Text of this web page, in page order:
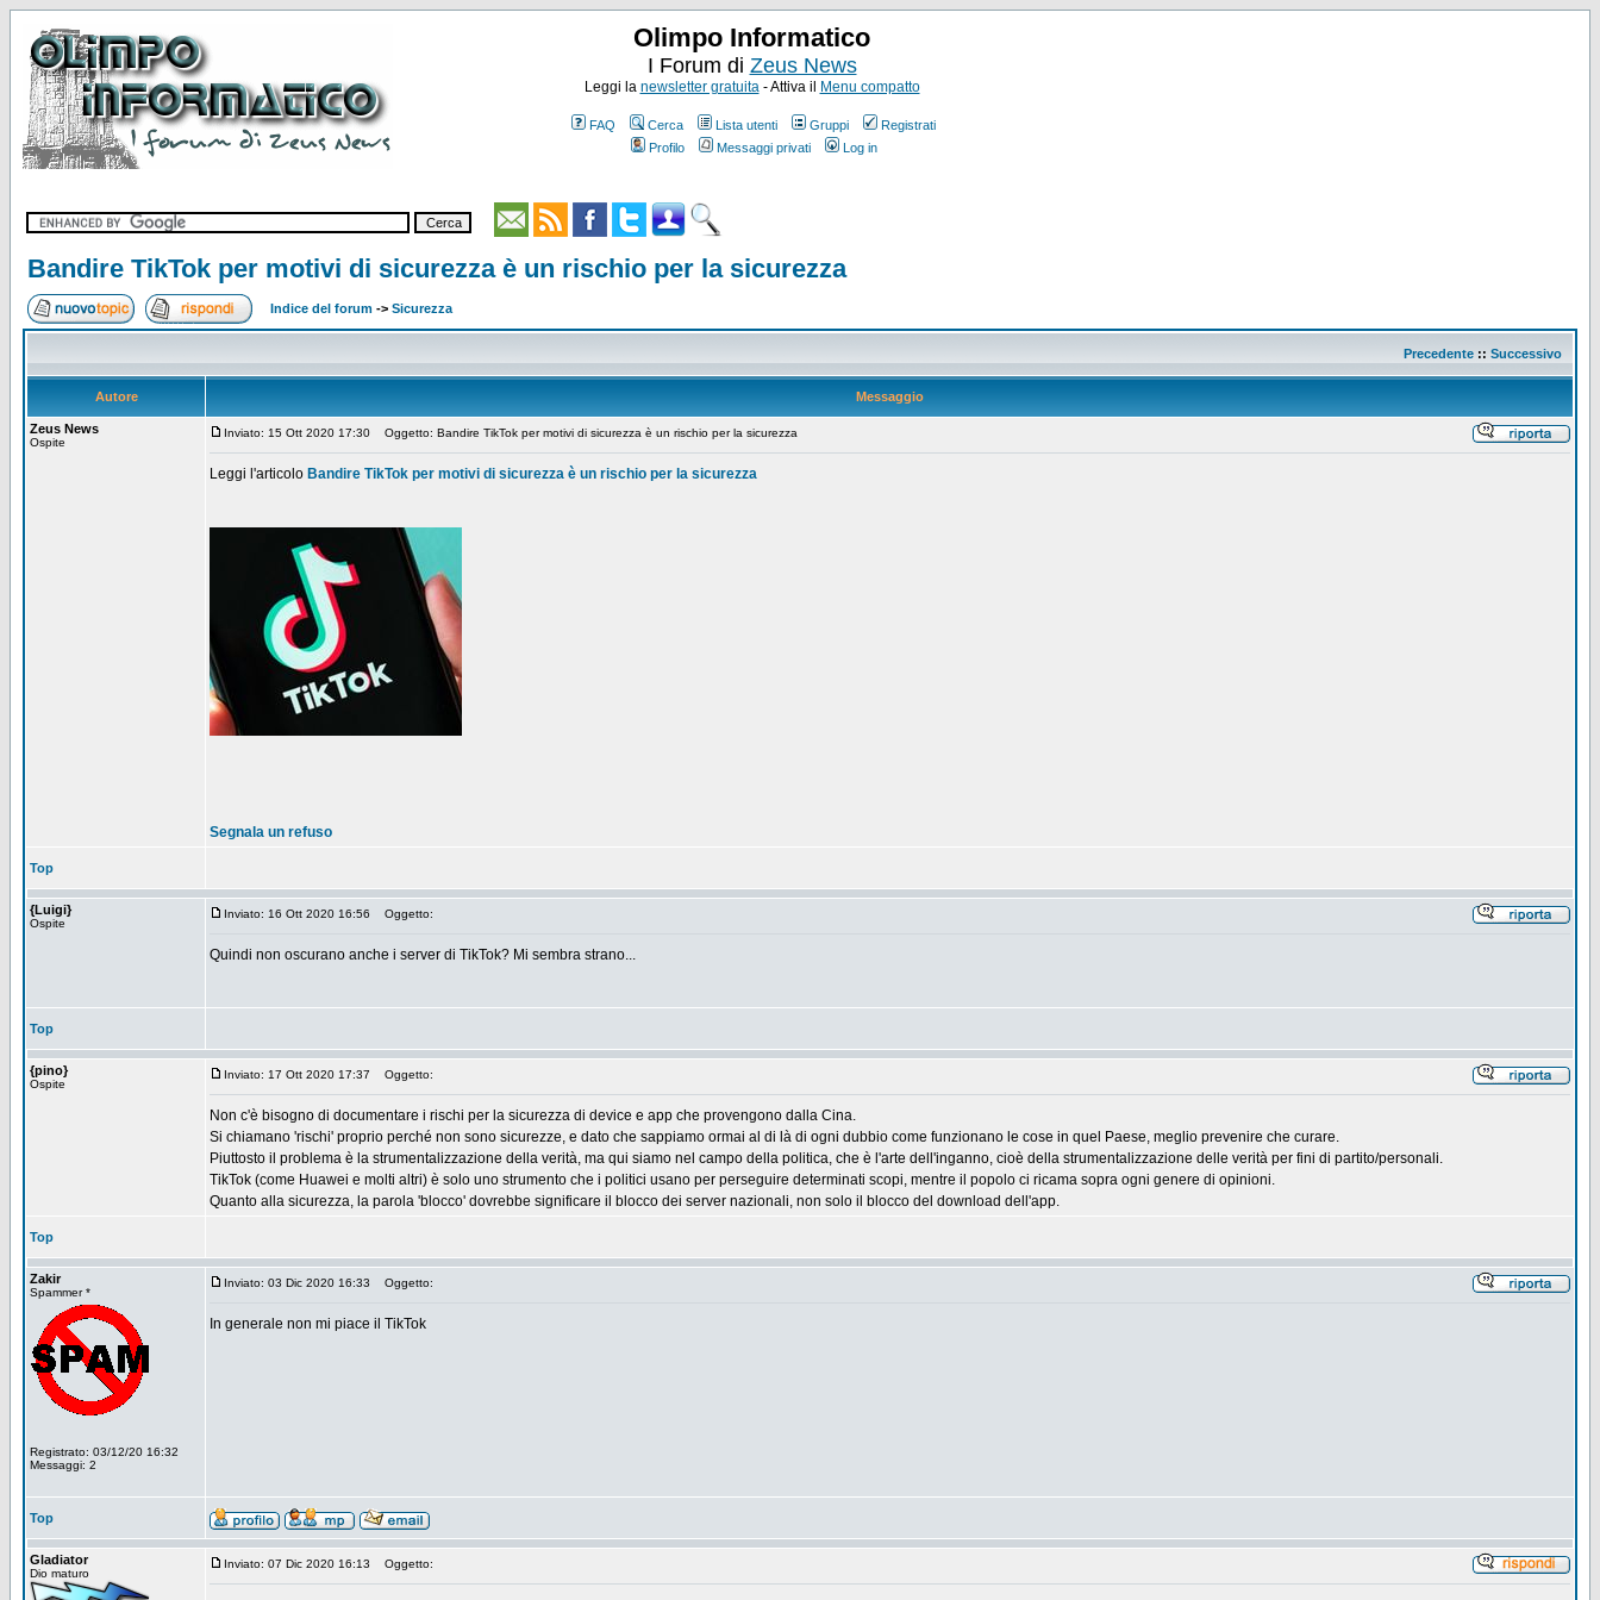
Olimpo Informatico
I Forum di Zeus News
Leggi la newsletter gratuita- Attiva il Menu compatto
FAQ Cerca Lista utenti Gruppi
Registrati
Profilo
Messaggi privati Log in
Bandire TikTok per motivi di sicurezza è un rischio per la sicurezza
Indice del forum -> Sicurezza
Precedente :: Successivo
Autore Messaggio
Zeus News
Ospite
Inviato: 15 Ott 2020 17:30 Oggetto: Bandire TikTok per motivi di sicurezza è un rischio per la sicurezza
Leggi l'articolo Bandire TikTok per motivi di sicurezza è un rischio per la sicurezza
Segnala un refuso
Top
{Luigi}
Ospite
Inviato: 16 Ott 2020 16:56 Oggetto:
Quindi non oscurano anche i server di TikTok? Mi sembra strano...
Top
{pino}
Ospite
Inviato: 17 Ott 2020 17:37 Oggetto:
Non c'è bisogno di documentare i rischi per la sicurezza di device e app che provengono dalla Cina.
Si chiamano 'rischi' proprio perché non sono sicurezze, e dato che sappiamo ormai al di là di ogni dubbio come funzionano le cose in quel Paese, meglio prevenire che curare.
Piuttosto il problema è la strumentalizzazione della verità, ma qui siamo nel campo della politica, che è l'arte dell'inganno, cioè della strumentalizzazione delle verità per fini di partito/personali.
TikTok (come Huawei e molti altri) è solo uno strumento che i politici usano per perseguire determinati scopi, mentre il popolo ci ricama sopra ogni genere di opinioni.
Quanto alla sicurezza, la parola 'blocco' dovrebbe significare il blocco dei server nazionali, non solo il blocco del download dell'app.
Top
Zakir
Spammer *
Registrato: 03/12/20 16:32
Messaggi: 2
Inviato: 03 Dic 2020 16:33 Oggetto:
In generale non mi piace il TikTok
Top
Gladiator
Dio maturo
Inviato: 07 Dic 2020 16:13 Oggetto: